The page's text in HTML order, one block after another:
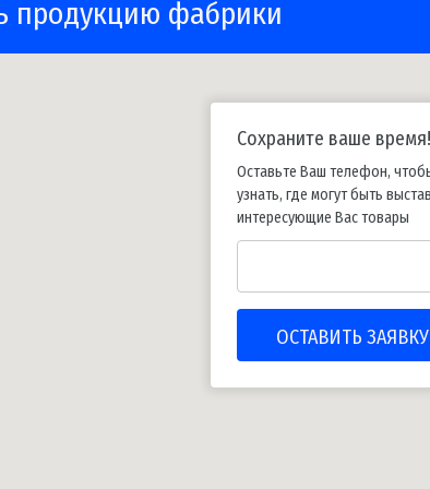
продукцию фабрики
Сохраните ваше время!
Оставьте Ваш телефон,
узнать, где могут быть
интересующие Вас товары